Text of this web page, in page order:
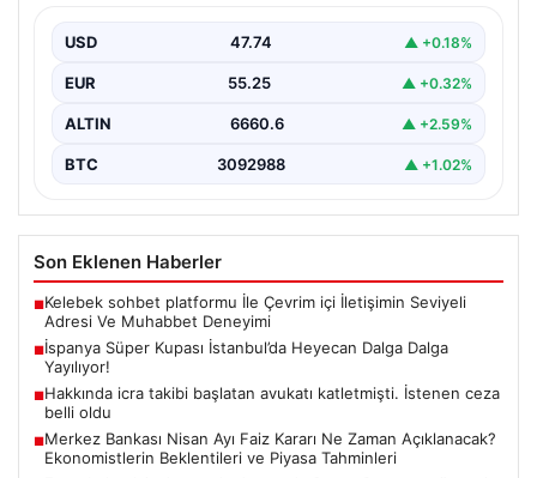
büyük bir organizasyona ev sahipliği yapmaya
hazırlanıyor. İspanya…
USD 47.74 ▲ +0.18%
EUR 55.25 ▲ +0.32%
ALTIN 6660.6 ▲ +2.59%
BTC 3092988 ▲ +1.02%
Son Eklenen Haberler
■Kelebek sohbet platformu İle Çevrim içi İletişimin Seviyeli
Adresi Ve Muhabbet Deneyimi
■İspanya Süper Kupası İstanbul’da Heyecan Dalga Dalga
Yayılıyor!
■Hakkında icra takibi başlatan avukatı katletmişti. İstenen ceza
belli oldu
■Merkez Bankası Nisan Ayı Faiz Kararı Ne Zaman Açıklanacak?
Ekonomistlerin Beklentileri ve Piyasa Tahminleri